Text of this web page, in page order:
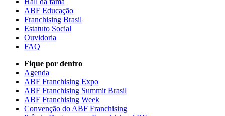
Hall da fama
ABF Educação
Franchising Brasil
Estatuto Social
Ouvidoria
FAQ
Fique por dentro
Agenda
ABF Franchising Expo
ABF Franchising Summit Brasil
ABF Franchising Week
Convenção do ABF Franchising